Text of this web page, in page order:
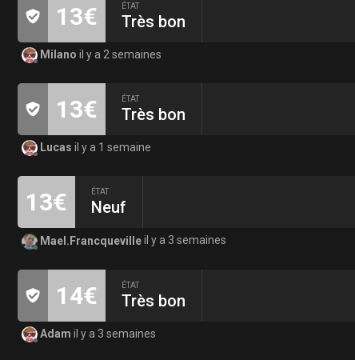
13€ ÉTAT
Très bon
Milano il y a 2 semaines
13€ ÉTAT
Très bon
Lucas il y a 1 semaine
13€ ÉTAT
Neuf
Mael.Francquevilleil y a 3 semaines
14€ ÉTAT
Très bon
Adam il y a 3 semaines